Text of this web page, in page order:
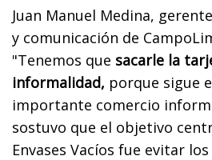
Juan Manuel Medina,
y comunicación de
"Tenemos que sacarle la
informalidad, porque sigue
importante comercio
sostuvo que el objetivo
Envases Vacíos fue evitar los